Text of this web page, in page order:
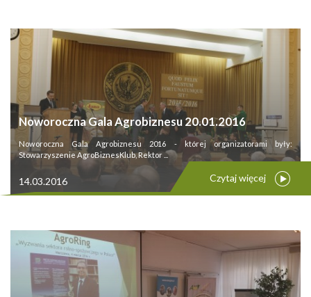
Noworoczna Gala Agrobiznesu 20.01.2016
Noworoczna Gala Agrobiznesu 2016 - której organizatorami były:
Stowarzyszenie AgroBiznesKlub, Rektor ...
14.03.2016 Czytaj więcej